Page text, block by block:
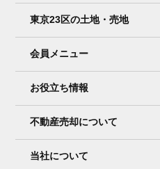
で
絡
取
た
東京23区の土地・売地
会員メニュー
お役立ち情報
不動産売却について
当社について